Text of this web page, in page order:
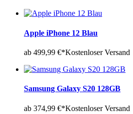
Apple iPhone 12 Blau
ab 499,99 €*Kostenloser Versand
Samsung Galaxy S20 128GB
ab 374,99 €*Kostenloser Versand